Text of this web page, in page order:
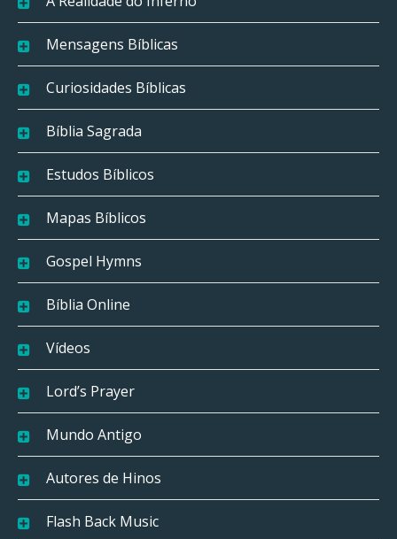
Mensagens Bíblicas
Curiosidades Bíblicas
Bíblia Sagrada
Estudos Bíblicos
Mapas Bíblicos
Gospel Hymns
Bíblia Online
Vídeos
Lord’s Prayer
Mundo Antigo
Autores de Hinos
Flash Back Music